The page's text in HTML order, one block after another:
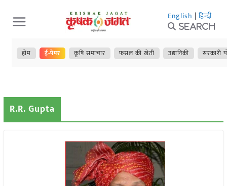
Skip
to
content
English | हिन्दी
Search
होम ई-पेपर कृषि समाचार फसल की खेती उद्यानिकी सरकारी
R.R. Gupta